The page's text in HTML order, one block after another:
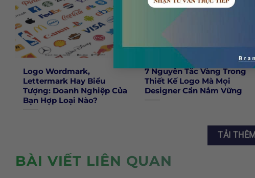
Logo Wordmark,
Lettermark Hay Biểu
Tượng: Doanh Nghiệp Của
Bạn Hợp Loại Nào?
7 Nguyên Tắc Vàng Trong
Thiết Kế Logo Mà Mọi
Designer Cần Nắm Vững
TẢI THÊM
BÀI VIẾT LIÊN QUAN